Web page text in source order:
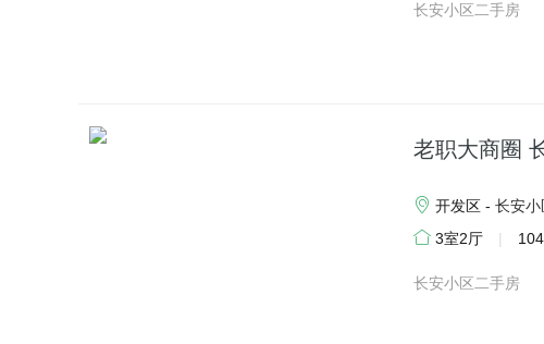
长安小区二手房
老职大商圈
开发区 - 长安小
3室2厅
|
长安小区二手房